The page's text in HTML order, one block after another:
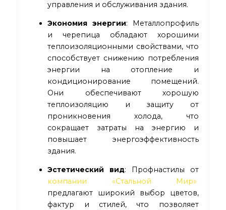
управления и обслуживания здания.
Экономия энергии: Металлопрофиль
и черепица обладают хорошими
теплоизоляционными свойствами, что
способствует снижению потребления
энергии на отопление и
кондиционирование помещений.
Они обеспечивают хорошую
теплоизоляцию и защиту от
проникновения холода, что
сокращает затраты на энергию и
повышает энергоэффективность
здания.
Эстетический вид: Профнастилы от
компании «Стальной Мир»
предлагают широкий выбор цветов,
фактур и стилей, что позволяет